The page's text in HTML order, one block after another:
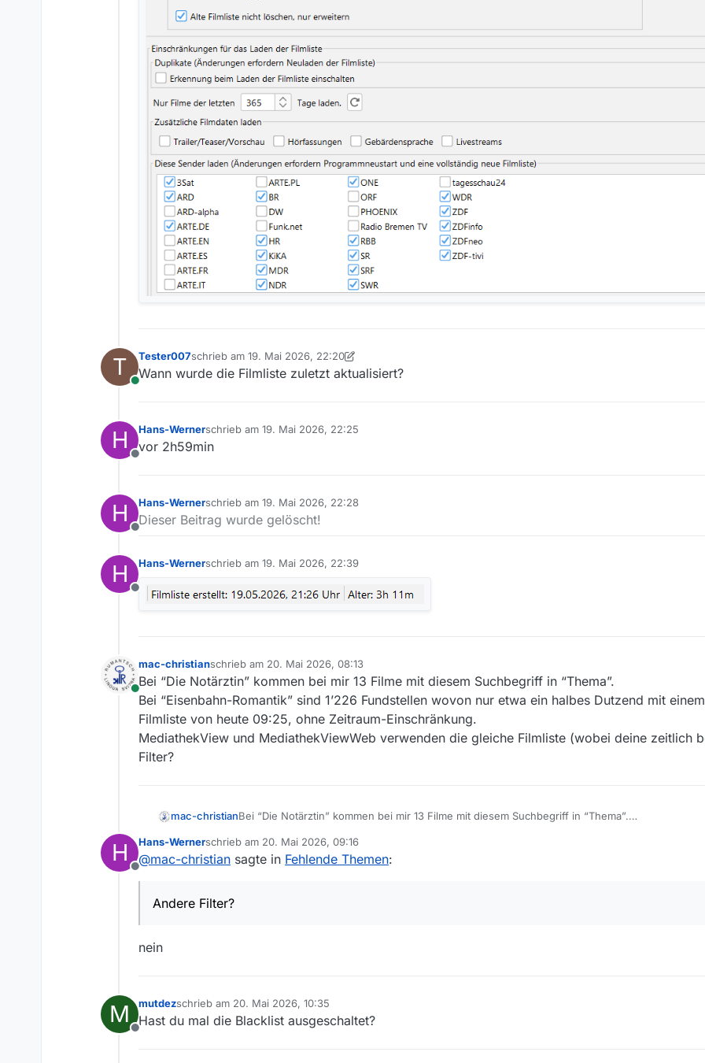
T
Online
Tester007schrieb am 19. Mai 2026, 22:20
zuletzt editiert von Tester007
Wann wurde die Filmliste zuletzt aktualisiert?
H
Offline
Hans-Wernerschrieb am 19. Mai 2026, 22:25
zuletzt editiert von
vor 2h59min
H
Offline
Hans-Wernerschrieb am 19. Mai 2026, 22:28
zuletzt editiert von
Dieser Beitrag wurde gelöscht!
H
Offline
Hans-Wernerschrieb am 19. Mai 2026, 22:39
zuletzt editiert von
Online
mac-christianschrieb am 20. Mai 2026, 08:13
zuletzt editiert von
Bei “Die Notärztin” kommen bei mir 13 Filme mit diesem Suchbegriff in “Thema”.
Bei “Eisenbahn-Romantik” sind 1’226 Fundstellen wovon nur etwa ein halbes Dutzend mit
Filmliste von heute 09:25, ohne Zeitraum-Einschränkung.
MediathekView und MediathekViewWeb verwenden die gleiche Filmliste (wobei deine zeitlich
Filter?
mac-christianBei “Die Notärztin” kommen bei mir 13 Filme mit diesem Suchbegriff in “Thema”.
Filmliste von heute 09:25, ohne Zeitraum-Einschränkung.
MediathekView und MediathekViewWeb verwenden die gleiche Filmliste (wobei deine zeitlich
H
Offline
Hans-Wernerschrieb am 20. Mai 2026, 09:16
zuletzt editiert von
@mac-christian sagte in Fehlende Themen:
Andere Filter?
nein
M
Offline
mutdezschrieb am 20. Mai 2026, 10:35
zuletzt editiert von
Hast du mal die Blacklist ausgeschaltet?